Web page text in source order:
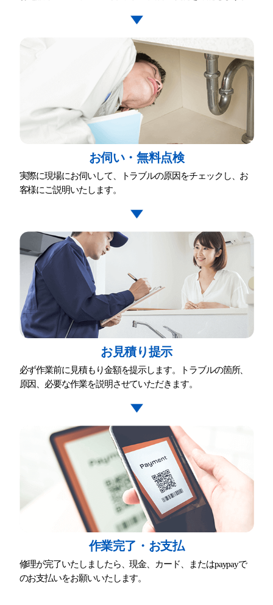
お伺い・無料点検
実際に現場にお伺いして、トラブルの原因をチェックし、お
客様にご説明いたします。
お⾒積り提⽰
必ず作業前に⾒積もり⾦額を提⽰します。トラブルの箇所、
原因、必要な作業を説明させていただきます。
作業完了・お⽀払
修理が完了いたしましたら、現⾦、カード、またはpaypayで
のお⽀払いをお願いいたします。